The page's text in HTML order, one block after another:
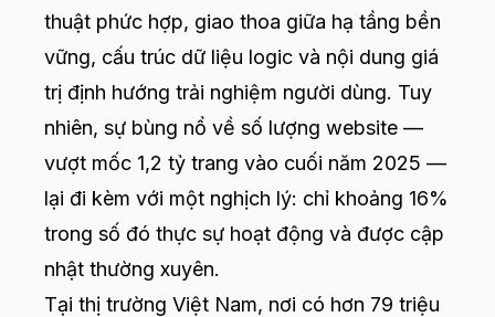
thuật phức hợp, giao thoa giữa hạ tầng bền
vững, cấu trúc dữ liệu logic và nội dung giá
trị định hướng trải nghiệm người dùng. Tuy
nhiên, sự bùng nổ về số lượng website —
vượt mốc 1,2 tỷ trang vào cuối năm 2025 —
lại đi kèm với một nghịch lý: chỉ khoảng 16%
trong số đó thực sự hoạt động và được cập
nhật thường xuyên.
Tại thị trường Việt Nam, nơi có hơn 79 triệu